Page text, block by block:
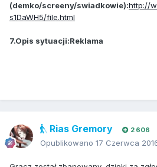
(demko/screeny/swiadkowie):http://
s1DaWH5/file.html
7.Opis sytuacji:Reklama
Rias Gremory 2 606
Opublikowano 17 Czerwca